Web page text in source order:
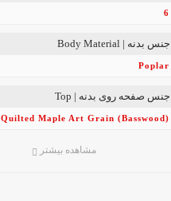
6
جنس بدنه | Body Material
Poplar
جنس صفحه روی بدنه | Top
Quilted Maple Art Grain (Basswood)
مشاهده بیشتر